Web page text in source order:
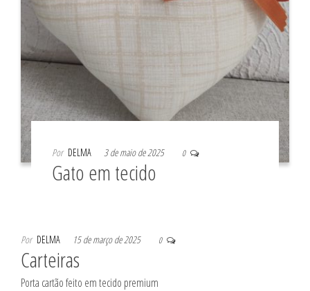
Por DELMA 3 de maio de 2025 0
Gato em tecido
Por DELMA 15 de março de 2025 0
Carteiras
Porta cartão feito em tecido premium